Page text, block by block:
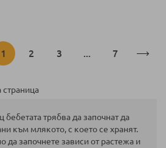
В
страница
1 Страница
2 Страница
3 ... Страница
7
страница
трябва да започнат да
към млякото, с което се хранят.
да започнете зависи от растежа и